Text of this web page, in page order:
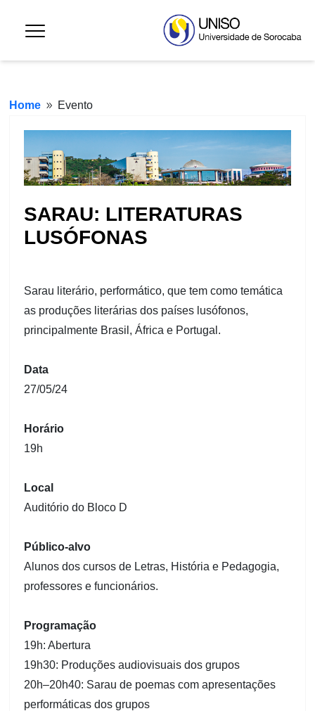
Home 9 Evento
SARAU: LITERATURAS
LUSÓFONAS
Sarau literário, performático, que tem como temática
as produções literárias dos países lusófonos,
principalmente Brasil, África e Portugal.
Data
27/05/24
Horário
19h
Local
Auditório do Bloco D
Público-alvo
Alunos dos cursos de Letras, História e Pedagogia,
professores e funcionários.
Programação
19h: Abertura
19h30: Produções audiovisuais dos grupos
20h–20h40: Sarau de poemas com apresentações
performáticas dos grupos